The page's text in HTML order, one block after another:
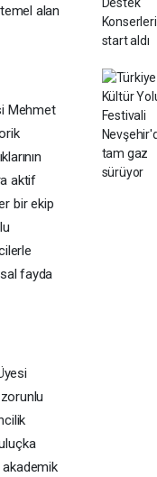
alan
Mehmet
aktif
bir ekip
fayda